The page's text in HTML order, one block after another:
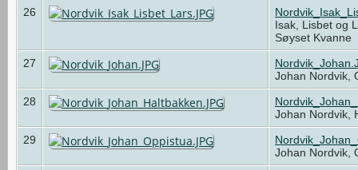
26
Isak, Lisbet og
Søyset Kvanne
27
Johan Nordvik,
28
Johan Nordvik,
29
Johan Nordvik,